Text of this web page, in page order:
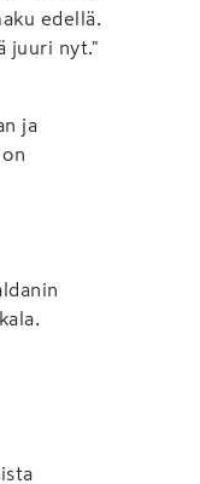
edellä.
juuri nyt."
ja